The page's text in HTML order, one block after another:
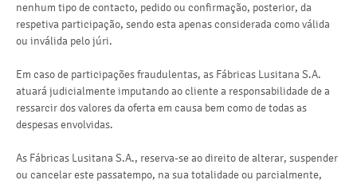
nenhum tipo de contacto, pedido ou confirmação, posterior, da
respetiva participação, sendo esta apenas considerada como válida
ou inválida pelo júri.
Em caso de participações fraudulentas, as Fábricas Lusitana S.A.
atuará judicialmente imputando ao cliente a responsabilidade de a
ressarcir dos valores da oferta em causa bem como de todas as
despesas envolvidas.
As Fábricas Lusitana S.A., reserva-se ao direito de alterar, suspender
ou cancelar este passatempo, na sua totalidade ou parcialmente,